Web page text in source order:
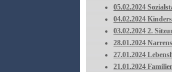
05.02.2024
04.02.2024
03.02.2024 2.
28.01.2024
27.01.2024
21.01.2024